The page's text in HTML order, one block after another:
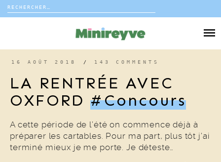
Rechercher :
VIE DE FAMILLE
DÉCO
COUP DE COEUR
16 AOÛT 2018 / 143 COMMENTS
LA RENTRÉE AVEC
OXFORD#concours
A cette période de l’été on commence déjà à
préparer les cartables. Pour ma part, plus tôt j’ai
terminé mieux je me porte. Je déteste…